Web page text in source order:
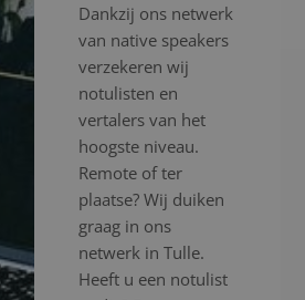
Dankzij ons netwerk
van native speakers
verzekeren wij
notulisten en
vertalers van het
hoogste niveau.
Remote of ter
plaatse? Wij duiken
graag in ons
netwerk in Tulle.
Heeft u een notulist